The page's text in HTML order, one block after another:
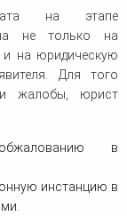
на этапе
не только на
и на юридическую
Для того
жалобы, юрист
в
инстанцию в